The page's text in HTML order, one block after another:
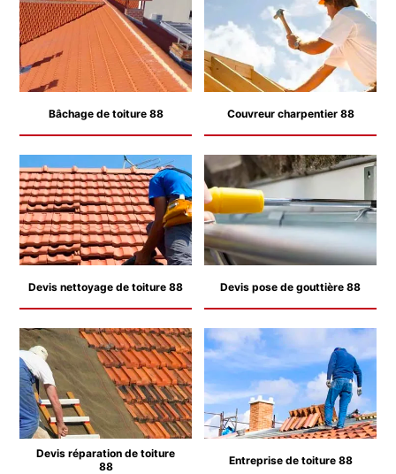
Bâchage de toiture 88 Couvreur charpentier 88
Devis nettoyage de toiture 88 Devis pose de gouttière 88
Devis réparation de toiture
88
Entreprise de toiture 88